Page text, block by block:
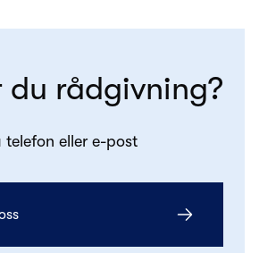
du rådgivning?
telefon eller e-post